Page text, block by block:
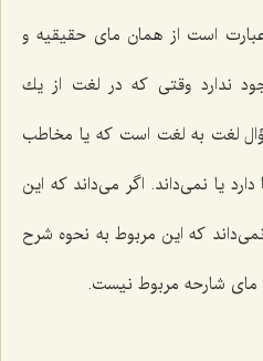
است از همان ماى حقیقیه و
ندارد وقتى كه در لغت از یك
لغت به لغت است كه یا مخاطب
یا نمى‌داند. اگر مى‌داند كه این
كه این مربوط به نحوه شرح
شارحه مربوط نیست.